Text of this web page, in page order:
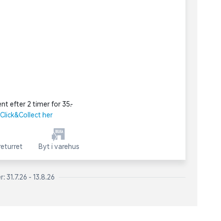
efter 2 timer for 35,-
her
Byt i varehus
- 13.8.26